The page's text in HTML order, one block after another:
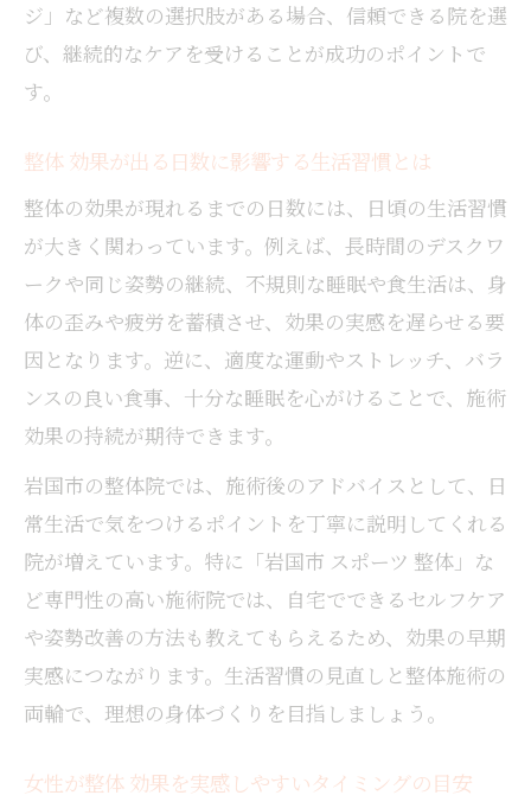
目安
女性におすすめの腰痛・肩こり整体 効果体
ジ」など複数の選択肢がある場合、信頼できる院を選
び、継続的なケアを受けることが成功のポイントで
す。
整体 効果が出る日数に影響する生活習慣とは
整体の効果が現れるまでの日数には、日頃の生活習慣
が大きく関わっています。例えば、長時間のデスクワ
ークや同じ姿勢の継続、不規則な睡眠や食生活は、身
体の歪みや疲労を蓄積させ、効果の実感を遅らせる要
因となります。逆に、適度な運動やストレッチ、バラ
ンスの良い食事、十分な睡眠を心がけることで、施術
効果の持続が期待できます。
岩国市の整体院では、施術後のアドバイスとして、日
常生活で気をつけるポイントを丁寧に説明してくれる
院が増えています。特に「岩国市 スポーツ 整体」な
ど専門性の高い施術院では、自宅でできるセルフケア
や姿勢改善の方法も教えてもらえるため、効果の早期
実感につながります。生活習慣の見直しと整体施術の
両輪で、理想の身体づくりを目指しましょう。
女性が整体 効果を実感しやすいタイミングの目安